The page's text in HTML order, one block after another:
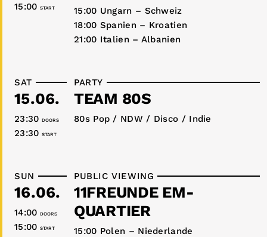
START
15:00
15:00 Ungarn – Schweiz
18:00 Spanien – Kroatien
21:00 Italien – Albanien
SAT
15.06.
DOORS
23:30
START
23:30
PARTY
TEAM 80S
80s Pop / NDW / Disco / Indie
SUN
16.06.
DOORS
14:00
START
15:00
PUBLIC VIEWING
11FREUNDE EM-
QUARTIER
15:00 Polen – Niederlande